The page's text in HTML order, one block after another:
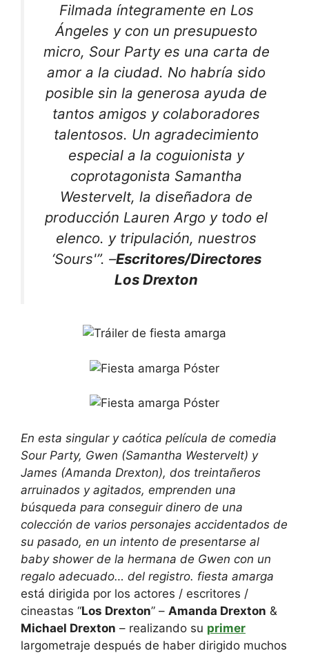
Filmada íntegramente en Los
Ángeles y con un presupuesto
micro, Sour Party es una carta de
amor a la ciudad. No habría sido
posible sin la generosa ayuda de
tantos amigos y colaboradores
talentosos. Un agradecimiento
especial a la coguionista y
coprotagonista Samantha
Westervelt, la diseñadora de
producción Lauren Argo y todo el
elenco. y tripulación, nuestros
‘Sours'”. –Escritores/Directores
Los Drexton
En esta singular y caótica película de comedia
Sour Party, Gwen (Samantha Westervelt) y
James (Amanda Drexton), dos treintañeros
arruinados y agitados, emprenden una
búsqueda para conseguir dinero de una
colección de varios personajes accidentados de
su pasado, en un intento de presentarse al
baby shower de la hermana de Gwen con un
regalo adecuado… del registro. fiesta amarga
está dirigida por los actores / escritores /
cineastas “Los Drexton” – Amanda Drexton &
Michael Drexton – realizando su primer
largometraje después de haber dirigido muchos